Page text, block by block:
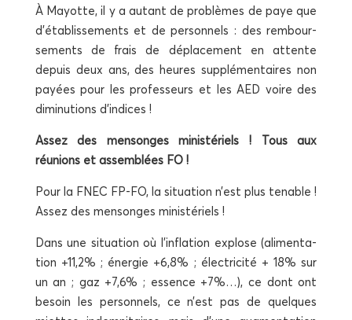
À Mayotte, il y a autant de pro­blèmes de paye que
d’établissements et de per­son­nels : des rem­bour­
se­ments de frais de dépla­ce­ment en attente
depuis deux ans, des heures sup­plé­men­taires non
payées pour les pro­fes­seurs et les AED voire des
dimi­nu­tions d’indices !
Assez des men­songes minis­té­riels ! Tous aux
réunions et assem­blées FO !
Pour la FNEC FP-FO, la situa­tion n’est plus tenable !
Assez des men­songes ministériels !
Dans une situa­tion où l’inflation explose (ali­men­ta­
tion +11,2% ; éner­gie +6,8% ; élec­tri­ci­té + 18% sur
un an ; gaz +7,6% ; essence +7%…), ce dont ont
besoin les per­son­nels, ce n’est pas de quelques